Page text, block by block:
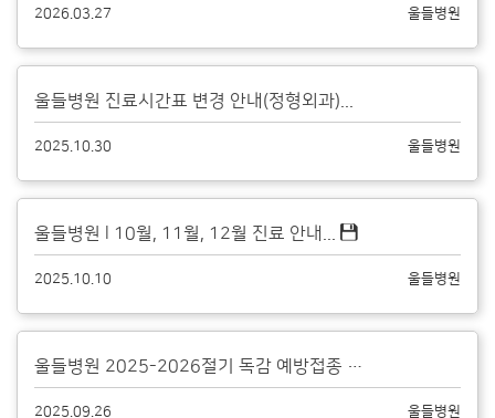
울들병원
2026.03.27
울들병원 진료시간표 변경 안내(정형외과)...
울들병원
2025.10.30
울들병원 l 10월, 11월, 12월 진료 안내...
울들병원
2025.10.10
울들병원 2025-2026절기 독감 예방접종 안내...
울들병원
2025.09.26